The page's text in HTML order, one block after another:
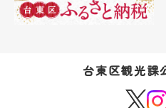
台東区観光課